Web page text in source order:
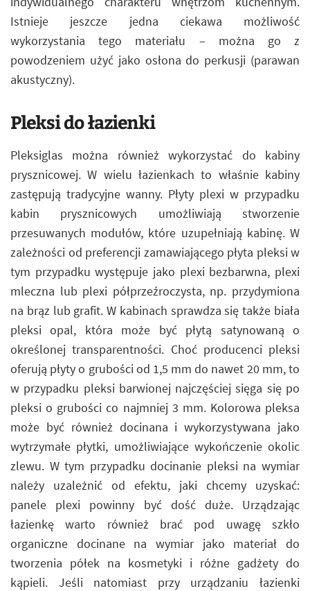
Istnieje jeszcze jedna ciekawa możliwość
wykorzystania tego materiału – można go z
powodzeniem użyć jako osłona do perkusji (parawan
akustyczny).
Pleksi do łazienki
Pleksiglas można również wykorzystać do kabiny
prysznicowej. W wielu łazienkach to właśnie kabiny
zastępują tradycyjne wanny. Płyty plexi w przypadku
kabin prysznicowych umożliwiają stworzenie
przesuwanych modułów, które uzupełniają kabinę. W
zależności od preferencji zamawiającego płyta pleksi w
tym przypadku występuje jako plexi bezbarwna, plexi
mleczna lub plexi półprzeźroczysta, np. przydymiona
na brąz lub grafit. W kabinach sprawdza się także biała
pleksi opal, która może być płytą satynowaną o
określonej transparentności. Choć producenci pleksi
oferują płyty o grubości od 1,5 mm do nawet 20 mm, to
w przypadku pleksi barwionej najczęściej sięga się po
pleksi o grubości co najmniej 3 mm. Kolorowa pleksa
może być również docinana i wykorzystywana jako
wytrzymałe płytki, umożliwiające wykończenie okolic
zlewu. W tym przypadku docinanie pleksi na wymiar
należy uzależnić od efektu, jaki chcemy uzyskać:
panele plexi powinny być dość duże. Urządzając
łazienkę warto również brać pod uwagę szkło
organiczne docinane na wymiar jako materiał do
tworzenia półek na kosmetyki i różne gadżety do
kąpieli. Jeśli natomiast przy urządzaniu łazienki